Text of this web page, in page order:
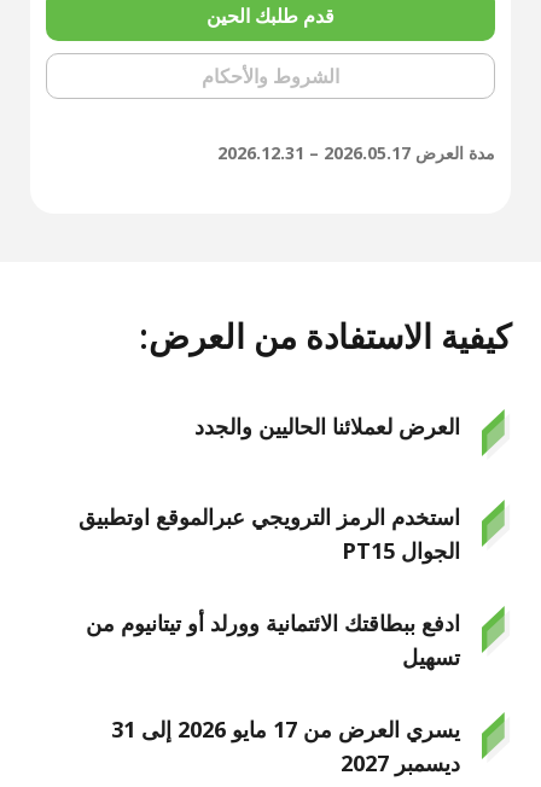
قدم طلبك الحين
الشروط والأحكام
مدة العرض 2026.05.17 – 2026.12.31
كيفية الاستفادة من العرض:
العرض لعملائنا الحاليين والجدد
استخدم الرمز الترويجي عبرالموقع اوتطبيق
الجوال PT15
ادفع ببطاقتك الائتمانية وورلد أو تيتانيوم من
تسهيل
يسري العرض من 17 مايو 2026 إلى 31
ديسمبر 2027